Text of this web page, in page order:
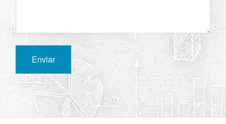
Enviar